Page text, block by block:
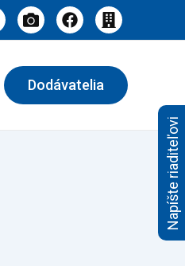
Dodávatelia
Napíšte riaditeľovi